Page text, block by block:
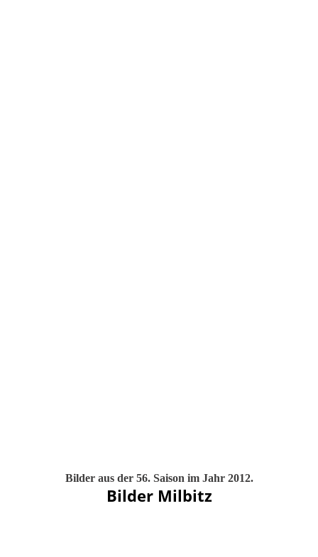
Bilder aus der 56. Saison im Jahr 2012.
Bilder Milbitz